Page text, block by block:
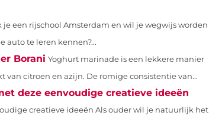
je een rijschool Amsterdam en wil je wegwijs worden
auto te leren kennen?...
Borani Yoghurt marinade is een lekkere manier
citroen en azijn. De romige consistentie van...
deze eenvoudige creatieve ideeën
creatieve ideeën Als ouder wil je natuurlijk het